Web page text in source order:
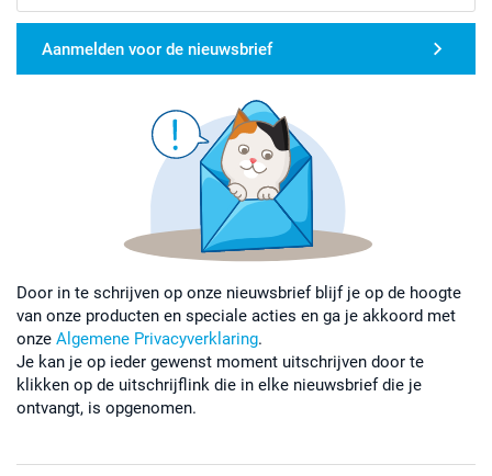
Aanmelden voor de nieuwsbrief
Door in te schrijven op onze nieuwsbrief blijf je op de hoogte
van onze producten en speciale acties en ga je akkoord met
onze Algemene Privacyverklaring.
Je kan je op ieder gewenst moment uitschrijven door te
klikken op de uitschrijflink die in elke nieuwsbrief die je
ontvangt, is opgenomen.